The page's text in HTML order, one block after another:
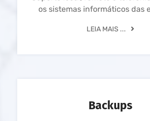
os sistemas informáticos das
LEIA MAIS ...
Backups